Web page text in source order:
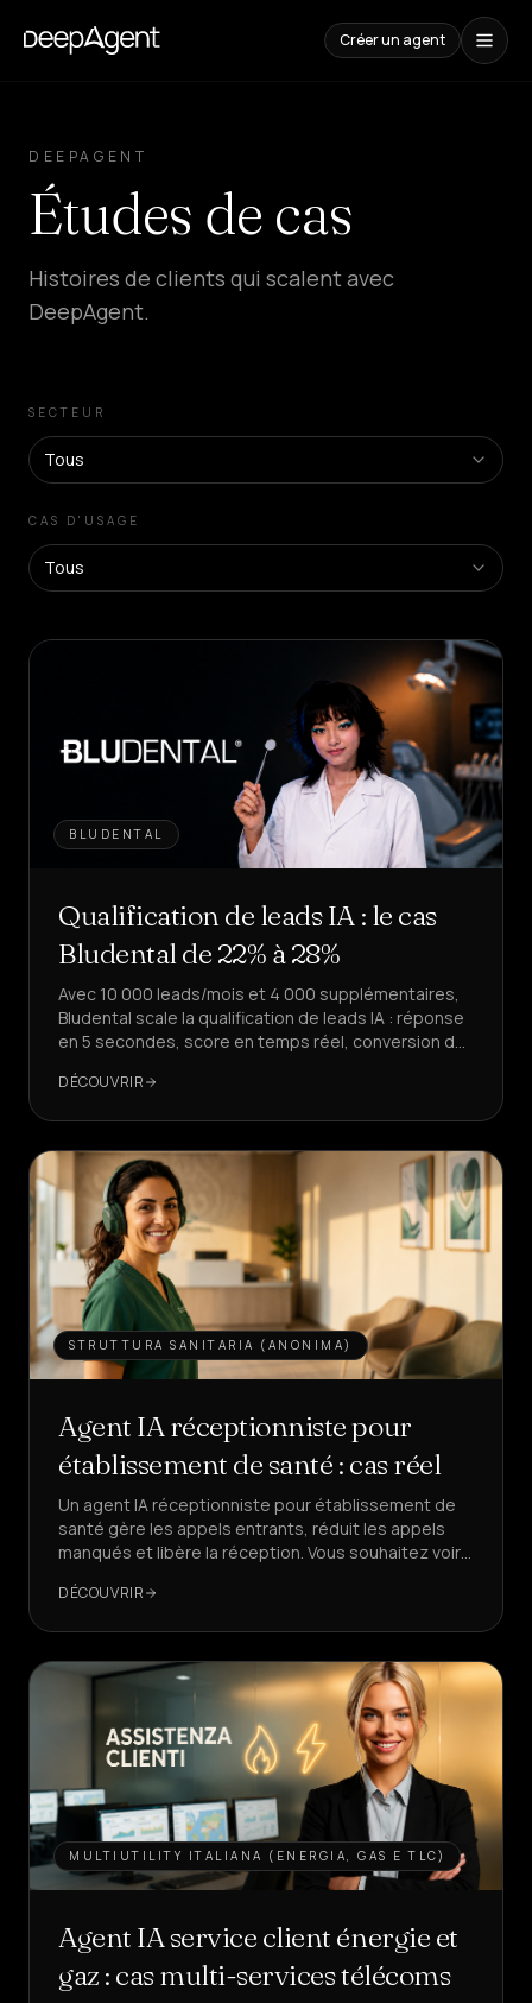
Créer un agent
cas
CONTENUS
Comparatif
d'outils
IA
cas
Plateforme
SaaS
agents
Plateforme
Managée
Santé &
BIEN-
ÊTRE
Hôtellerie
ALIMENTATION
Vente &
Services &
MAISON
Tarifs
Qui
sommes-
nous
Devenez
partenaire
LANGUE
CRÉER
AGENT
DEEPAGENT
Études de cas
Histoires de clients qui scalent avec
DeepAgent.
SECTEUR
Tous
CAS D'USAGE
Tous
BLUDENTAL
Qualification de leads IA : le cas
Bludental de 22% à 28%
Avec 10 000 leads/mois et 4 000 supplémentaires,
Bludental scale la qualification de leads IA : réponse
en 5 secondes, score en temps réel, conversion de
DÉCOUVRIR
STRUTTURA SANITARIA (ANONIMA)
Agent IA réceptionniste pour
établissement de santé : cas réel
Un agent IA réceptionniste pour établissement de
santé gère les appels entrants, réduit les appels
manqués et libère la réception. Vous souhaitez voir
DÉCOUVRIR
MULTIUTILITY ITALIANA (ENERGIA, GAS E TLC)
Agent IA service client énergie et
gaz : cas multi-services télécoms